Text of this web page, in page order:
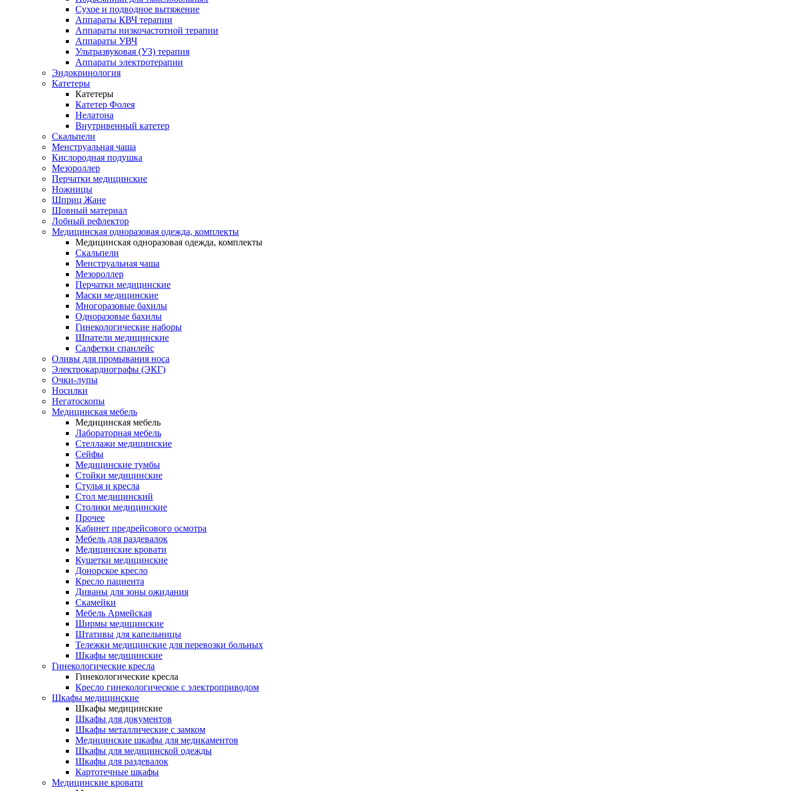
Сухое и подводное вытяжение
Аппараты КВЧ терапии
Аппараты низкочастотной терапии
Аппараты УВЧ
Ультразвуковая (УЗ) терапия
Аппараты электротерапии
Эндокринология
Катетеры
Катетеры
Катетер Фолея
Нелатона
Внутривенный катетер
Скальпели
Менструальная чаша
Кислородная подушка
Мезороллер
Перчатки медицинские
Ножницы
Шприц Жане
Шовный материал
Лобный рефлектор
Медицинская одноразовая одежда, комплекты
Медицинская одноразовая одежда, комплекты
Скальпели
Менструальная чаша
Мезороллер
Перчатки медицинские
Маски медицинские
Многоразовые бахилы
Одноразовые бахилы
Гинекологические наборы
Шпатели медицинские
Салфетки спанлейс
Оливы для промывания носа
Электрокардиографы (ЭКГ)
Очки-лупы
Носилки
Негатоскопы
Медицинская мебель
Медицинская мебель
Лабораторная мебель
Стеллажи медицинские
Сейфы
Медицинские тумбы
Стойки медицинские
Cтулья и кресла
Стол медицинский
Столики медицинские
Прочее
Кабинет предрейсового осмотра
Мебель для раздевалок
Медицинские кровати
Кушетки медицинские
Донорское кресло
Кресло пациента
Диваны для зоны ожидания
Скамейки
Мебель Армейская
Ширмы медицинские
Штативы для капельницы
Тележки медицинские для перевозки больных
Шкафы медицинские
Гинекологические кресла
Гинекологические кресла
Кресло гинекологическое с электроприводом
Шкафы медицинские
Шкафы медицинские
Шкафы для документов
Шкафы металлические с замком
Медицинские шкафы для медикаментов
Шкафы для медицинской одежды
Шкафы для раздевалок
Картотечные шкафы
Медицинские кровати